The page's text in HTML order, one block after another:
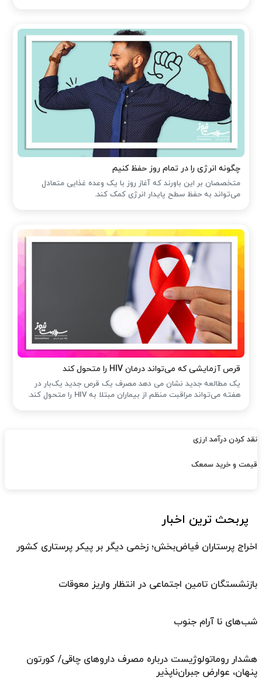
چگونه انرژی را در تمام روز حفظ کنیم
متخصصان بر این باورند که آغاز روز با یک وعده غذایی متعادل
می‌تواند به حفظ سطح پایدار انرژی کمک کند.
قرص آزمایشی که می‌تواند درمان HIV را متحول کند
یک مطالعه جدید نشان می دهد مصرف یک قرص جدید یک‌بار در
هفته می‌تواند مراقبت منظم از بیماران مبتلا به HIV را متحول کند.
نقد کردن درآمد ارزی
قیمت و خرید سمعک
پربحث ترین اخبار
اخراج پرستاران فیاض‌بخش؛ زخمی دیگر بر پیکر پرستاری کشور
بازنشستگان تامین اجتماعی در انتظار واریز معوقات
شب‌های نا آرام جنوب
هشدار روماتولوژیست درباره مصرف داروهای چاقی/ کورتون
پنهان، عوارض جبران‌ناپذیر